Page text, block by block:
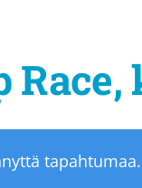
tapahtumaa.